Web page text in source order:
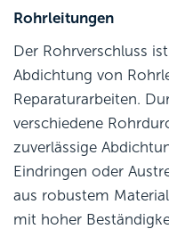
Rohrleitungen
Der Rohrverschluss
Abdichtung von
Reparaturarbeiten.
verschiedene
zuverlässige
Eindringen oder
aus robustem
mit hoher